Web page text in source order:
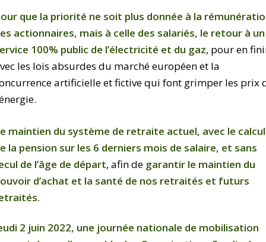
que la priorité ne soit plus donnée à la
actionnaires, mais à celle des salariés, le retour à un
100% public de l’électricité et du gaz, pour en
les lois absurdes du marché européen et la
artificielle et fictive qui font grimper les prix
maintien du système de retraite actuel, avec le calcul
la pension sur les 6 derniers mois de salaire, et sans
de l’âge de départ, afin de garantir le maintien du
d’achat et la santé de nos retraités et futurs
2 juin 2022, une journée nationale de mobilisation